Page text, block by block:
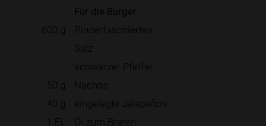
Für die Burger
600 g
Rinderfaschiertes
Salz
schwarzer Pfeffer
50 g
Nachos
40 g
eingelegte Jalapeños
1 EL
Öl zum Braten